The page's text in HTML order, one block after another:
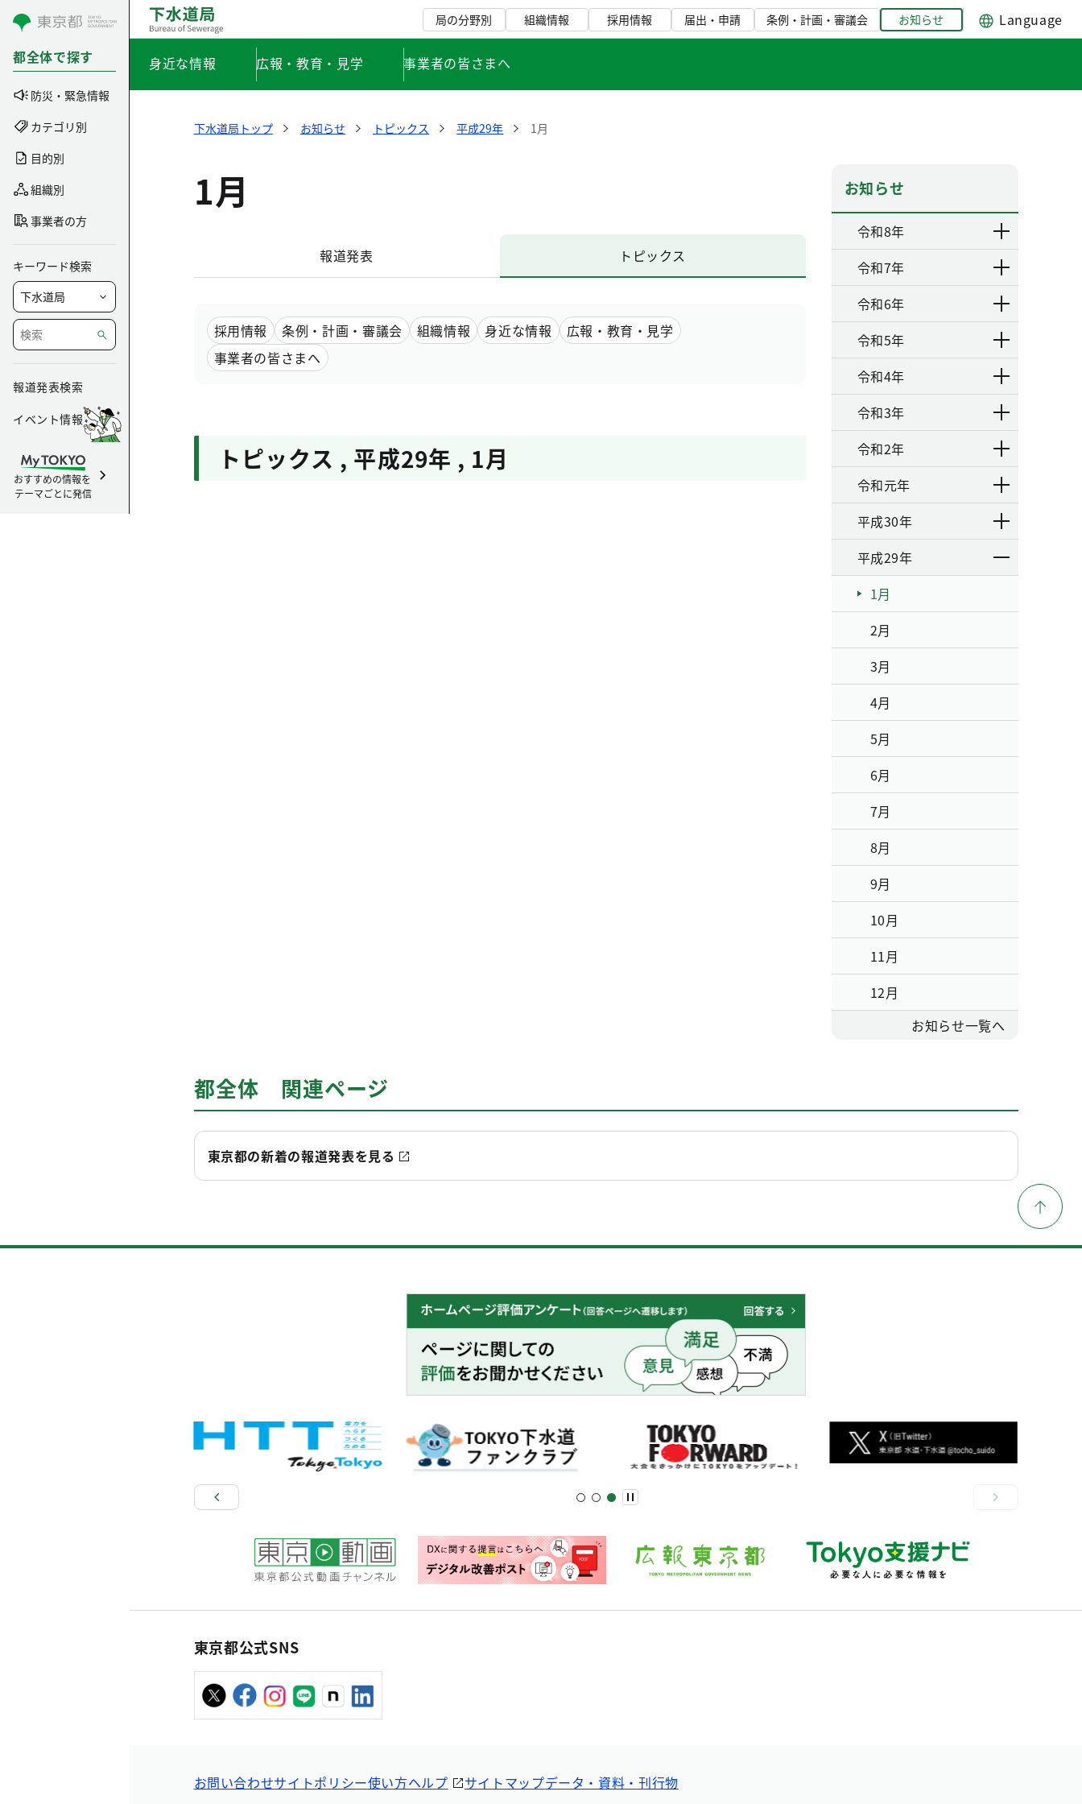
コンテンツにスキップ
都全体で探す
防災・緊急情報
カテゴリ別
目的別
組織別
事業者の方
キーワード検索
報道発表検索
イベント情報
おすすめの情報を
テーマごとに発信
局の分野別 組織情報 採用情報 届出・申請 条例・計画・審議会 お知らせ Language
身近な情報 広報・教育・見学 事業者の皆さまへ
下水道局トップ お知らせ トピックス 平成29年 1月
1月
報道発表 トピックス
採用情報 条例・計画・審議会 組織情報 身近な情報
広報・教育・見学
事業者の皆さまへ
トピックス , 平成29年 , 1月
お知らせ
令和8年
令和7年
令和6年
令和5年
令和4年
令和3年
令和2年
令和元年
平成30年
平成29年
1月
2月
3月
4月
5月
6月
7月
8月
9月
10月
11月
12月
お知らせ一覧へ
都全体 関連ページ
東京都の新着の報道発表を見る
東京都公式SNS
お問い合わせサイトポリシー使い方ヘルプ サイトマップデータ・資料・刊行物